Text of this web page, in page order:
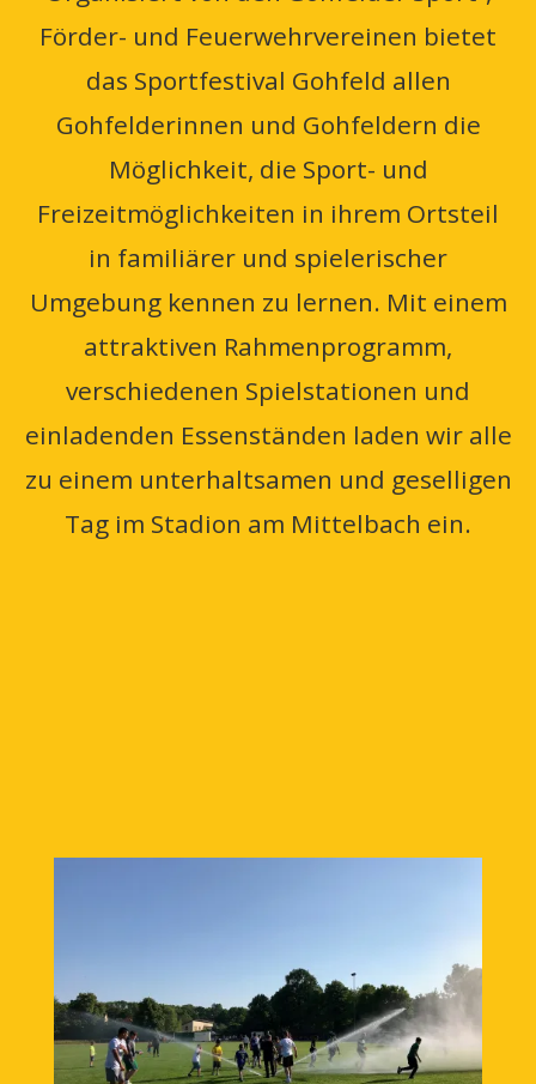
Förder- und Feuerwehrvereinen bietet
das Sportfestival Gohfeld allen
Gohfelderinnen und Gohfeldern die
Möglichkeit, die Sport- und
Freizeitmöglichkeiten in ihrem Ortsteil
in familiärer und spielerischer
Umgebung kennen zu lernen. Mit einem
attraktiven Rahmenprogramm,
verschiedenen Spielstationen und
einladenden Essenständen laden wir alle
zu einem unterhaltsamen und geselligen
Tag im Stadion am Mittelbach ein.